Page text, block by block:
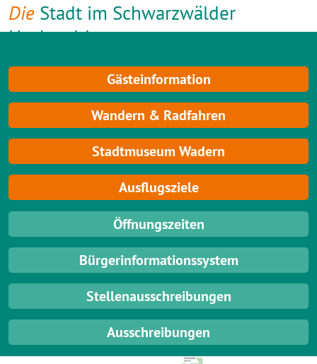
Die Stadt im Schwarzwälder
Hochwald
Gästeinformation
Wandern & Radfahren
Stadtmuseum Wadern
Ausflugsziele
Öffnungszeiten
Bürgerinformationssystem
Stellenausschreibungen
Ausschreibungen